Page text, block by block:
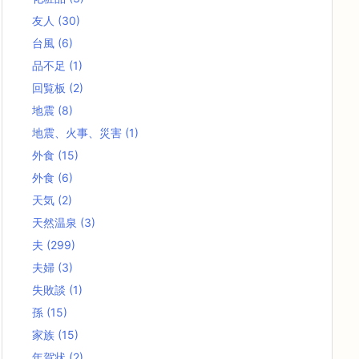
友人 (30)
台風 (6)
品不足 (1)
回覧板 (2)
地震 (8)
地震、火事、災害 (1)
外食 (15)
外食 (6)
天気 (2)
天然温泉 (3)
夫 (299)
夫婦 (3)
失敗談 (1)
孫 (15)
家族 (15)